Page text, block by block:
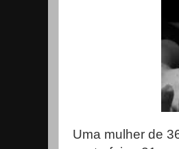
Uma mulher de